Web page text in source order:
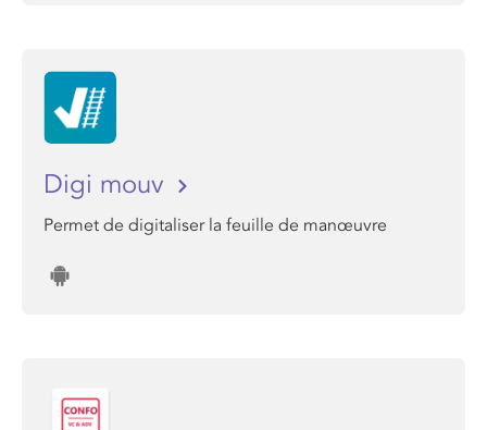
Digi mouv
Permet de digitaliser la feuille de manœuvre